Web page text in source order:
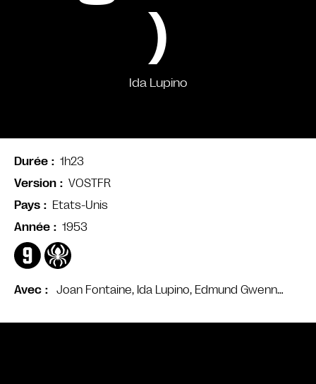
)
Ida Lupino
Avec Joan Fontaine, Ida Lupino, Edmund Gwenn…
Durée
1h23
Version
VOSTFR
Pays
Etats-Unis
Année
1953